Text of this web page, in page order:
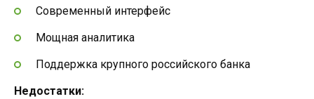
Современный интерфейс
Мощная аналитика
Поддержка крупного российского банка
Недостатки: